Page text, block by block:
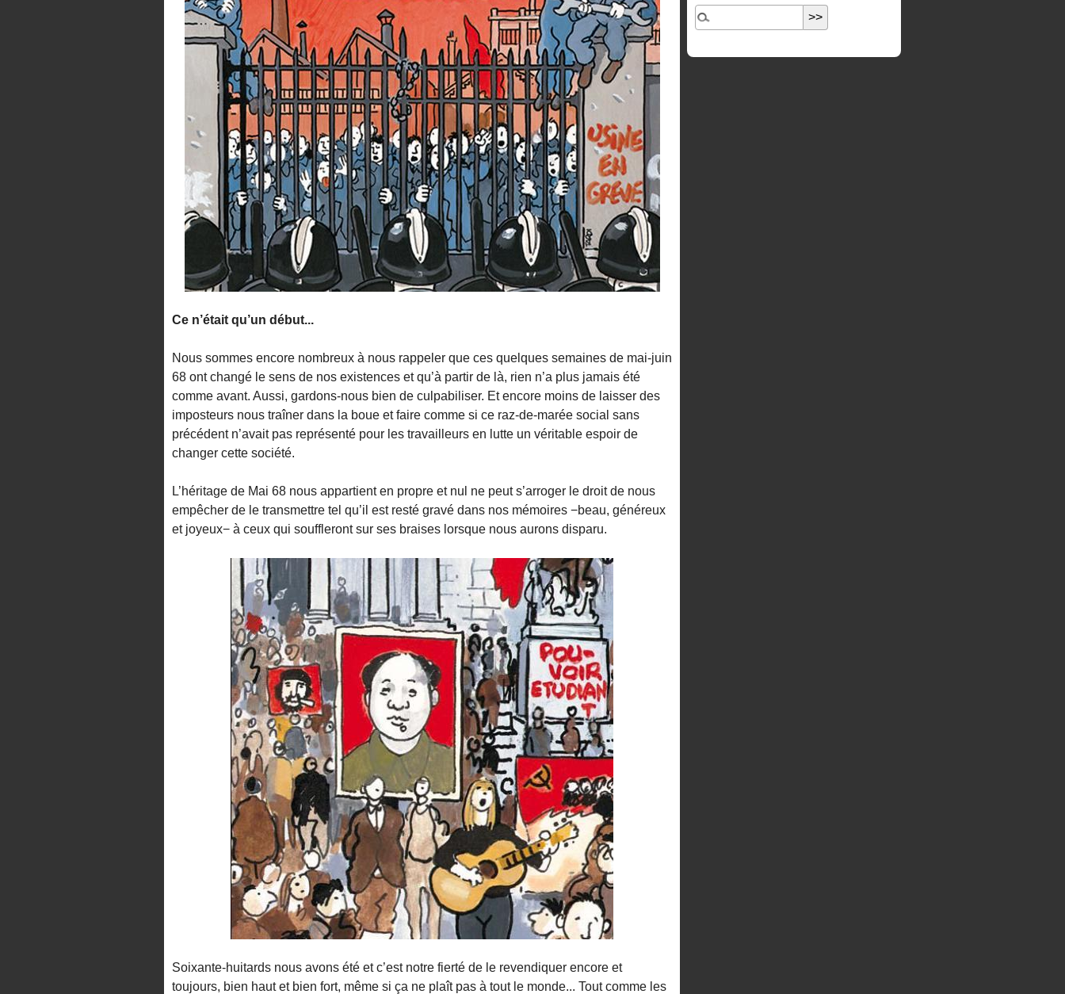
Ce n’était qu’un début...
Nous sommes encore nombreux à nous rappeler que ces quelques semaines de mai-juin
68 ont changé le sens de nos existences et qu’à partir de là, rien n’a plus jamais été
comme avant. Aussi, gardons-nous bien de culpabiliser. Et encore moins de laisser des
imposteurs nous traîner dans la boue et faire comme si ce raz-de-marée social sans
précédent n’avait pas représenté pour les travailleurs en lutte un véritable espoir de
changer cette société.
L’héritage de Mai 68 nous appartient en propre et nul ne peut s’arroger le droit de nous
empêcher de le transmettre tel qu’il est resté gravé dans nos mémoires −beau, généreux
et joyeux− à ceux qui souffleront sur ses braises lorsque nous aurons disparu.
Soixante-huitards nous avons été et c’est notre fierté de le revendiquer encore et
toujours, bien haut et bien fort, même si ça ne plaît pas à tout le monde... Tout comme les